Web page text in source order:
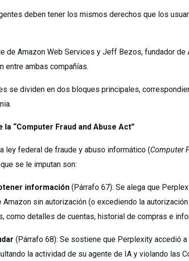
deben tener los mismos derechos que los
de Amazon Web Services y Jeff Bezos, fundador de
entre ambas compañías.
se dividen en dos bloques principales,
“Computer Fraud and Abuse Act”
ley federal de fraude y abuso informático (Computer
se le imputan son:
información (Párrafo 67): Se alega que
sin autorización (o excediendo la
como detalles de cuentas, historial de compras e
(Párrafo 68): Se sostiene que Perplexity accedió
la actividad de su agente de IA y violando las